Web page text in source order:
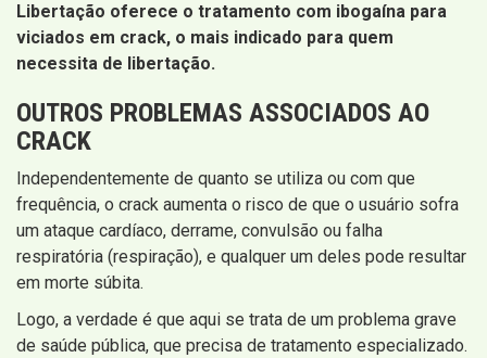
Libertação oferece o tratamento com ibogaína para
viciados em crack, o mais indicado para quem
necessita de libertação.
OUTROS PROBLEMAS ASSOCIADOS AO
CRACK
Independentemente de quanto se utiliza ou com que
frequência, o crack aumenta o risco de que o usuário sofra
um ataque cardíaco, derrame, convulsão ou falha
respiratória (respiração), e qualquer um deles pode resultar
em morte súbita.
Logo, a verdade é que aqui se trata de um problema grave
de saúde pública, que precisa de tratamento especializado.